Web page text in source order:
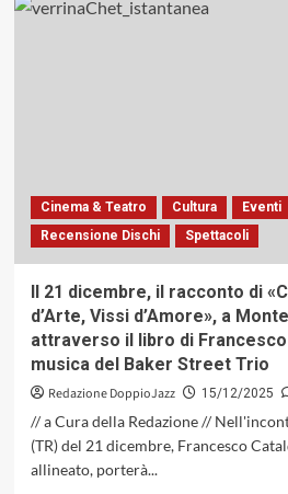
Emanuele
come
meditazione
autonoma
(Felmay
Records,
2025)
Cinema & Teatro Cultura Eventi
Recensione Dischi
Spettacoli
Il 21 dicembre, il racconto di
d’Arte, Vissi d’Amore», a
attraverso il libro di
musica del Baker Street Trio
Redazione DoppioJazz 15/12/2025
// a Cura della Redazione //
(TR) del 21 dicembre, Francesco
allineato, porterà...